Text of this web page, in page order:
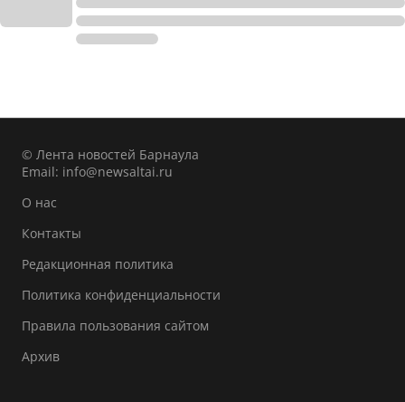
© Лента новостей Барнаула
Email: info@newsaltai.ru
О нас
Контакты
Редакционная политика
Политика конфиденциальности
Правила пользования сайтом
Архив